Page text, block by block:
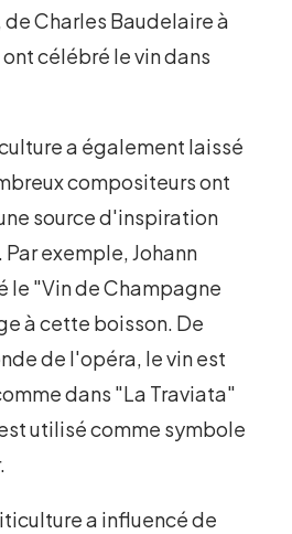
Charles Baudelaire à
célébré le vin dans
a également laissé
compositeurs ont
source d'inspiration
exemple, Johann
le "Vin de Champagne
à cette boisson. De
de l'opéra, le vin est
dans "La Traviata"
utilisé comme symbole
a influencé de